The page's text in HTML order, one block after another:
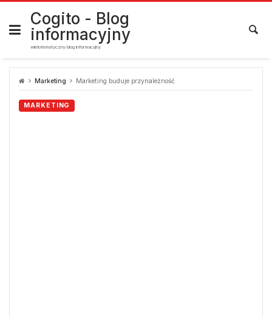
Skip
content
Cogito - Blog
informacyjny
wielotematyczny blog informacyjny
Marketing Marketing buduje przynależność
MARKETING